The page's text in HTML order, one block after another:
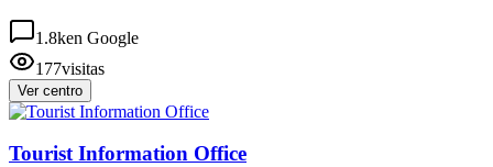
1.8ken Google
177visitas
Ver centro
Tourist Information Office